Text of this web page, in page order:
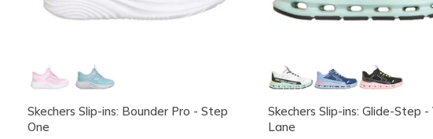
Skechers Slip-ins: Bounder Pro - Step
One
Skechers Slip-ins: Glide-Step
Lane